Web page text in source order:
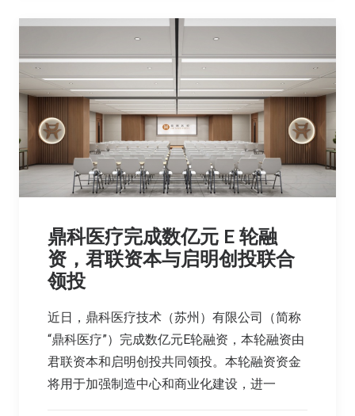
鼎科医疗完成数亿元 E 轮融
资，君联资本与启明创投联合
领投
近日，鼎科医疗技术（苏州）有限公司（简称
“鼎科医疗”）完成数亿元E轮融资，本轮融资由
君联资本和启明创投共同领投。本轮融资资金
将用于加强制造中心和商业化建设，进一